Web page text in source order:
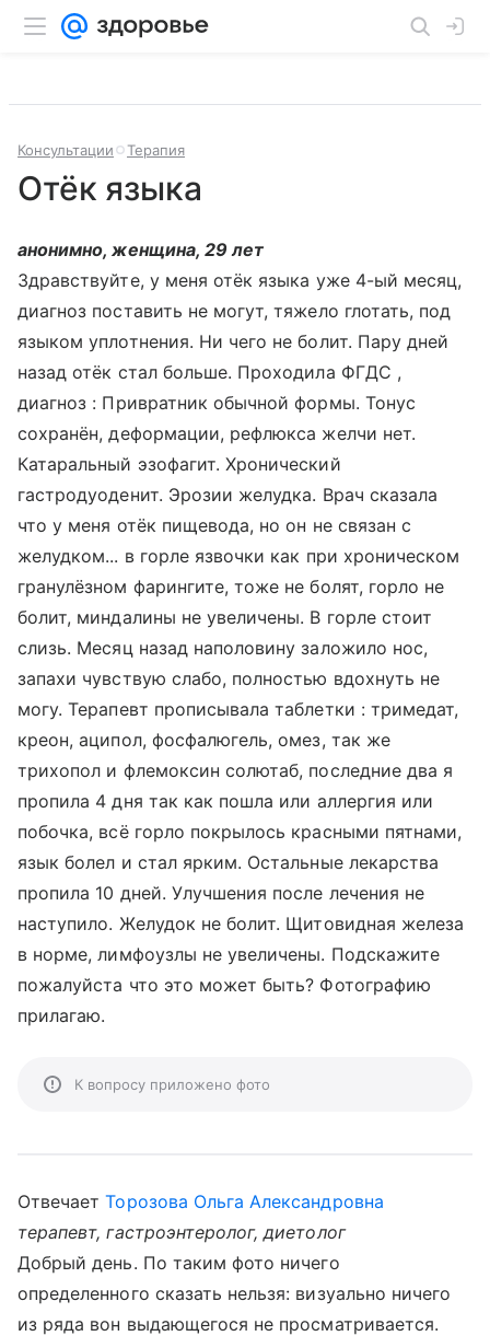
Консультации Терапия
Отёк языка
анонимно, женщина, 29 лет
Здравствуйте, у меня отёк языка уже 4-ый месяц,
диагноз поставить не могут, тяжело глотать, под
языком уплотнения. Ни чего не болит. Пару дней
назад отёк стал больше. Проходила ФГДС ,
диагноз : Привратник обычной формы. Тонус
сохранён, деформации, рефлюкса желчи нет.
Катаральный эзофагит. Хронический
гастродуоденит. Эрозии желудка. Врач сказала
что у меня отёк пищевода, но он не связан с
желудком... в горле язвочки как при хроническом
гранулёзном фарингите, тоже не болят, горло не
болит, миндалины не увеличены. В горле стоит
слизь. Месяц назад наполовину заложило нос,
запахи чувствую слабо, полностью вдохнуть не
могу. Терапевт прописывала таблетки : тримедат,
креон, аципол, фосфалюгель, омез, так же
трихопол и флемоксин солютаб, последние два я
пропила 4 дня так как пошла или аллергия или
побочка, всё горло покрылось красными пятнами,
язык болел и стал ярким. Остальные лекарства
пропила 10 дней. Улучшения после лечения не
наступило. Желудок не болит. Щитовидная железа
в норме, лимфоузлы не увеличены. Подскажите
пожалуйста что это может быть? Фотографию
прилагаю.
К вопросу приложено фото
ОтвечаетТорозова Ольга Александровна
терапевт, гастроэнтеролог, диетолог
Добрый день. По таким фото ничего
определенного сказать нельзя: визуально ничего
из ряда вон выдающегося не просматривается.